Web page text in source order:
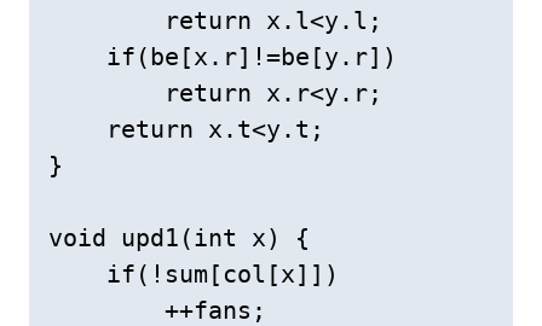
        return x.l<y.l;
    if(be[x.r]!=be[y.r])
        return x.r<y.r;
    return x.t<y.t;
}
void upd1(int x) {
    if(!sum[col[x]])
        ++fans;